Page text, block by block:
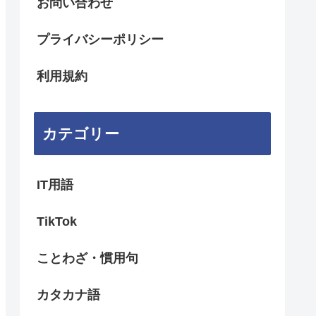
プライバシーポリシー
利用規約
カテゴリー
IT用語
TikTok
ことわざ・慣用句
カタカナ語